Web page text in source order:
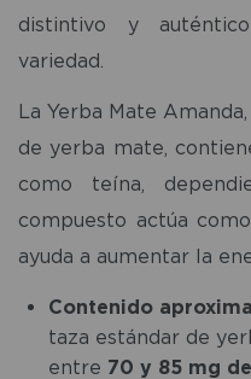
distintivo y
variedad.
La Yerba Mate
de yerba mate,
como teína,
compuesto actúa
ayuda a aumentar la
Contenido
taza estándar de
entre 70 y 85 mg